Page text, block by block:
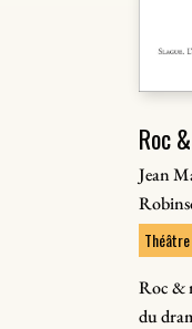
Roc
Jean
Théâtre
Roc &
du